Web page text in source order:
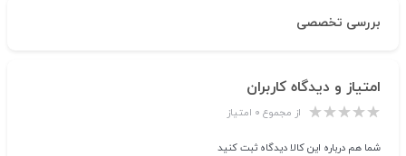
بررسی تخصصی
امتیاز و دیدگاه کاربران
از مجموع ۰ امتیاز
شما هم درباره این کالا دیدگاه ثبت کنید